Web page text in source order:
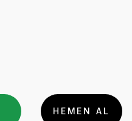
HEMEN AL